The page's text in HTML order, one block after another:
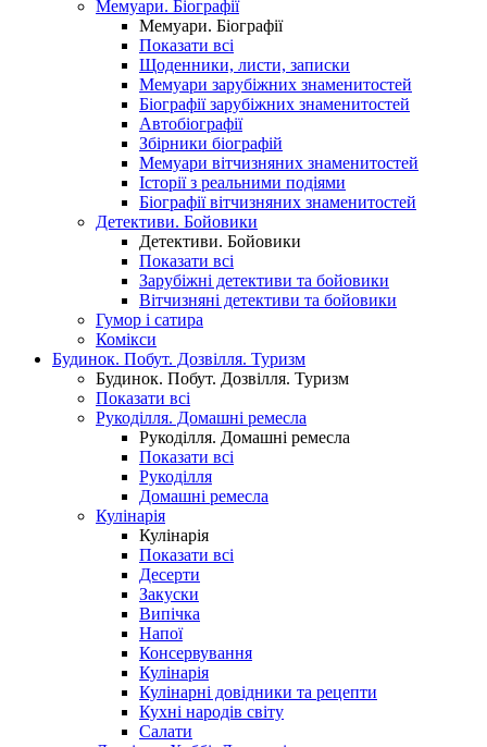
Мемуари. Біографії
Мемуари. Біографії
Показати всі
Щоденники, листи, записки
Мемуари зарубіжних знаменитостей
Біографії зарубіжних знаменитостей
Автобіографії
Збірники біографій
Мемуари вітчизняних знаменитостей
Історії з реальними подіями
Біографії вітчизняних знаменитостей
Детективи. Бойовики
Детективи. Бойовики
Показати всі
Зарубіжні детективи та бойовики
Вітчизняні детективи та бойовики
Гумор і сатира
Комікси
Будинок. Побут. Дозвілля. Туризм
Будинок. Побут. Дозвілля. Туризм
Показати всі
Рукоділля. Домашні ремесла
Рукоділля. Домашні ремесла
Показати всі
Рукоділля
Домашні ремесла
Кулінарія
Кулінарія
Показати всі
Десерти
Закуски
Випічка
Напої
Консервування
Кулінарія
Кулінарні довідники та рецепти
Кухні народів світу
Салати